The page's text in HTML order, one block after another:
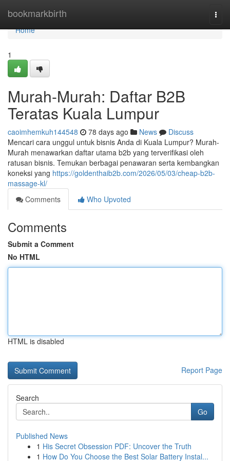
bookmarkbirth
Home
Home
1
Murah-Murah: Daftar B2B
Teratas Kuala Lumpur
caoimhemkuh144548 78 days ago News
Discuss
Mencari cara unggul untuk bisnis Anda di Kuala Lumpur? Murah-
Murah menawarkan daftar utama b2b yang terverifikasi oleh
ratusan bisnis. Temukan berbagai penawaran serta kembangkan
koneksi yang https://goldenthaib2b.com/2026/05/03/cheap-b2b-
massage-kl/
Comments
Who Upvoted
Comments
Submit a Comment
No HTML
HTML is disabled
Report Page
Search
Go
Published News
1 His Secret Obsession PDF: Uncover the Truth
1 How Do You Choose the Best Solar Battery Instal...